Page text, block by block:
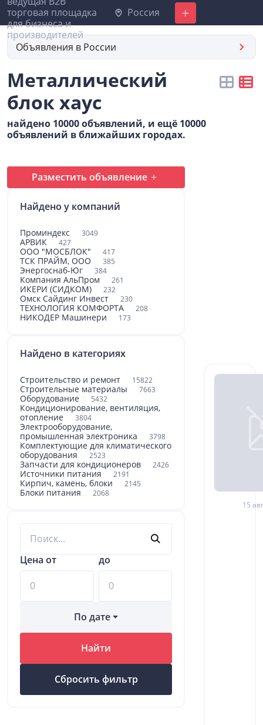
Россия Добавить
Объявления в России
Металлический
блок хаус
найдено 10000 объявлений, и ещё 10000
объявлений в ближайших городах.
Разместить объявление
Найдено у компаний
Проминдекс 3049
АРВИК 427
ООО "МОСБЛОК" 417
ТСК ПРАЙМ, ООО 385
Энергоснаб-Юг 384
Компания АльПром 261
ИКЕРИ (СИДКОМ) 232
Омск Сайдинг Инвест 230
ТЕХНОЛОГИЯ КОМФОРТА 208
НИКОДЕР Машинери 173
Найдено в категориях
Строительство и ремонт 15822
Строительные материалы 7663
Оборудование 5432
Кондиционирование, вентиляция,
отопление
3804
Электрооборудование,
промышленная электроника
3798
Комплектующие для климатического
оборудования
2523
Запчасти для кондиционеров 2426
Источники питания 2191
Кирпич, камень, блоки 2145
Блоки питания 2068
Цена от до
По дате
Найти
Сбросить фильтр
15